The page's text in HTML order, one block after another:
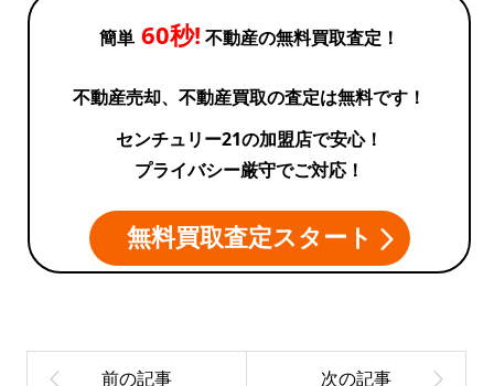
簡単 60秒! 不動産の無料買取査定！
不動産売却、不動産買取の査定は無料です！
センチュリー21の加盟店で安心！
プライバシー厳守でご対応！
無料買取査定スタート